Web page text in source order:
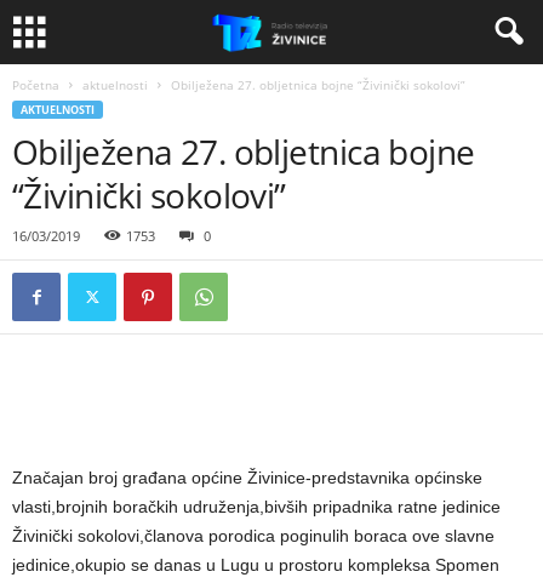
Početna aktuelnosti Obilježena 27. obljetnica bojne “Živinički sokolovi”
AKTUELNOSTI
Obilježena 27. obljetnica bojne
“Živinički sokolovi”
16/03/2019 1753 0
Značajan broj građana općine Živinice-predstavnika općinske
vlasti,brojnih boračkih udruženja,bivših pripadnika ratne jedinice
Živinički sokolovi,članova porodica poginulih boraca ove slavne
jedinice,okupio se danas u Lugu u prostoru kompleksa Spomen